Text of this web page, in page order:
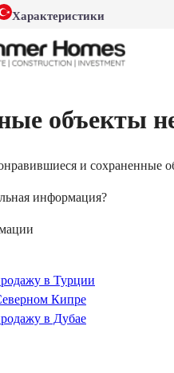
Характеристики
объекты
и сохраненные
информация?
в Турции
Кипре
в Дубае